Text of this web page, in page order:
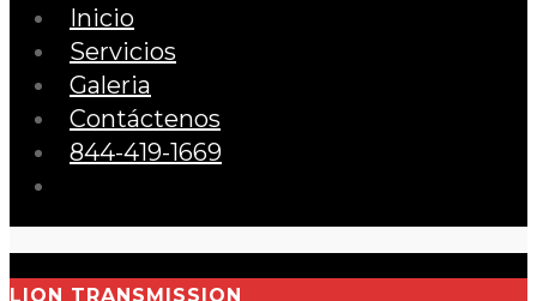
Inicio
Servicios
Galeria
Contáctenos
844-419-1669
LION TRANSMISSION